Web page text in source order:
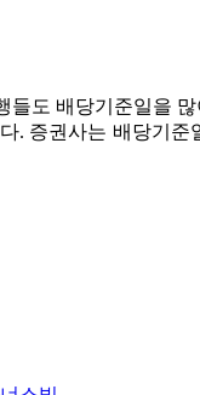
도 배당기준일을
. 증권사는 배당기